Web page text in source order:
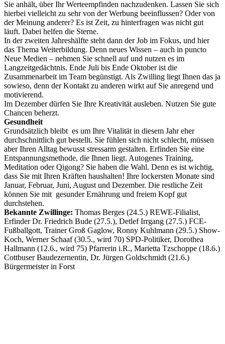
Sie anhält, über Ihr Werteempfinden nachzudenken. Lassen Sie sich
hierbei vielleicht zu sehr von der Werbung beeinflussen? Oder von
der Meinung anderer? Es ist Zeit, zu hinterfragen was nicht gut
läuft. Dabei helfen die Sterne.
In der zweiten Jahreshälfte steht dann der Job im Fokus, und hier
das Thema Weiterbildung. Denn neues Wissen – auch in puncto
Neue Medien – nehmen Sie schnell auf und nutzen es im
Langzeitgedächtnis. Ende Juli bis Ende Oktober ist die
Zusammenarbeit im Team begünstigt. Als Zwilling liegt Ihnen das ja
sowieso, denn der Kontakt zu anderen wirkt auf Sie anregend und
motivierend.
Im Dezember dürfen Sie Ihre Kreativität ausleben. Nutzen Sie gute
Chancen beherzt.
Gesundheit
Grundsätzlich bleibt es um Ihre Vitalität in diesem Jahr eher
durchschnittlich gut bestellt. Sie fühlen sich nicht schlecht, müssen
aber Ihren Alltag bewusst stressarm gestalten. Erfinden Sie eine
Entspannungsmethode, die Ihnen liegt. Autogenes Training,
Meditation oder Qigong? Sie haben die Wahl. Denn es ist wichtig,
dass Sie mit Ihren Kräften haushalten! Ihre lockersten Monate sind
Januar, Februar, Juni, August und Dezember. Die restliche Zeit
können Sie mit gesunder Ernährung und freiem Kopf gut
durchstehen.
Bekannte Zwillinge: Thomas Berges (24.5.) REWE-Filialist,
Erfinder Dr. Friedrich Bude (27.5.), Detlef Irrgang (27.5.) FCE-
Fußballgott, Trainer Groß Gaglow, Ronny Kuhlmann (29.5.) Show-
Koch, Werner Schaaf (30.5., wird 70) SPD-Politiker, Dorothea
Hallmann (12.6., wird 75) Pfarrerin i.R., Marietta Tzschoppe (18.6.)
Cottbuser Baudezernentin, Dr. Jürgen Goldschmidt (21.6.)
Bürgermeister in Forst